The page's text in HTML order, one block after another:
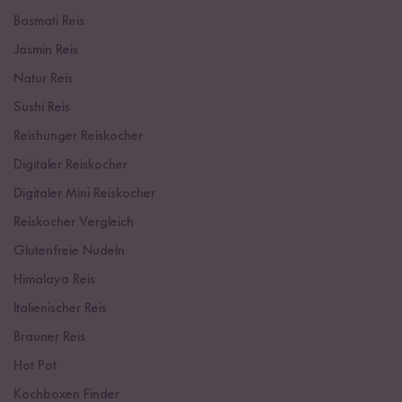
Basmati Reis
Jasmin Reis
Natur Reis
Sushi Reis
Reishunger Reiskocher
Digitaler Reiskocher
Digitaler Mini Reiskocher
Reiskocher Vergleich
Glutenfreie Nudeln
Himalaya Reis
Italienischer Reis
Brauner Reis
Hot Pot
Kochboxen Finder